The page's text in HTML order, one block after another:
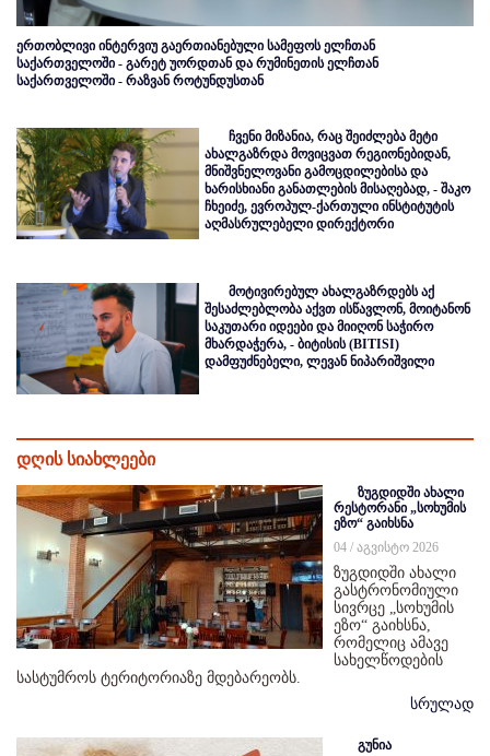
ერთობლივი ინტერვიუ გაერთიანებული სამეფოს ელჩთან
საქართველოში - გარეტ უორდთან და რუმინეთის ელჩთან
საქართველოში - რაზვან როტუნდუსთან
ჩვენი მიზანია, რაც შეიძლება მეტი
ახალგაზრდა მოვიცვათ რეგიონებიდან,
მნიშვნელოვანი გამოცდილებისა და
ხარისხიანი განათლების მისაღებად, - შაკო
ჩხეიძე, ევროპულ-ქართული ინსტიტუტის
აღმასრულებელი დირექტორი
მოტივირებულ ახალგაზრდებს აქ
შესაძლებლობა აქვთ ისწავლონ, მოიტანონ
საკუთარი იდეები და მიიღონ საჭირო
მხარდაჭერა, - ბიტისის (BITISI)
დამფუძნებელი, ლევან ნიპარიშვილი
დღის სიახლეები
ზუგდიდში ახალი
რესტორანი „სოხუმის
ეზო“ გაიხსნა
04 / აგვისტო 2026
ზუგდიდში ახალი
გასტრონომიული
სივრცე „სოხუმის
ეზო“ გაიხსნა,
რომელიც ამავე
სახელწოდების
სასტუმროს ტერიტორიაზე მდებარეობს.
სრულად
გუნია